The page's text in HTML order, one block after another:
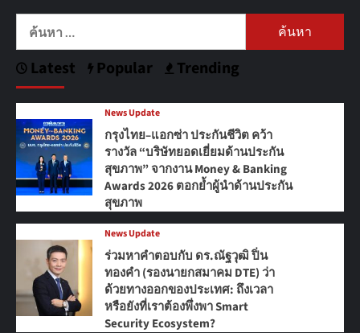
ค้นหา
Latest Popular Trending
News Update
กรุงไทย–แอกซ่า ประกันชีวิต คว้า
รางวัล “บริษัทยอดเยี่ยมด้านประกัน
สุขภาพ” จากงาน Money & Banking
Awards 2026 ตอกย้ำผู้นำด้านประกัน
สุขภาพ
News Update
ร่วมหาคำตอบกับ ดร.ณัฐวุฒิ ปิ่น
ทองคำ (รองนายกสมาคม DTE) ว่า
ด้วยทางออกของประเทศ: ถึงเวลา
หรือยังที่เราต้องพึ่งพา Smart
Security Ecosystem?